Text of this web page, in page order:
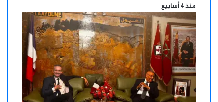
منذ 4 أسابيع